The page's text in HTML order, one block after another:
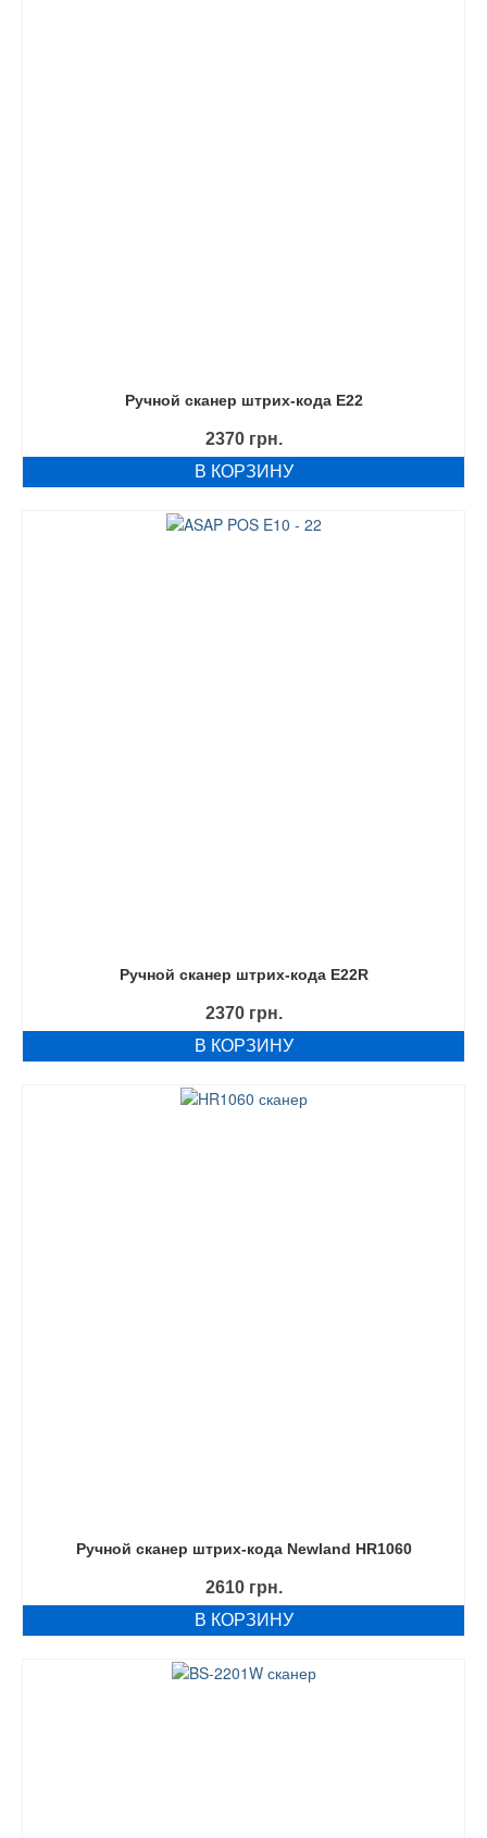
Ручной сканер штрих-кода E22
2370 грн.
В КОРЗИНУ
Ручной сканер штрих-кода E22R
2370 грн.
В КОРЗИНУ
Ручной сканер штрих-кода Newland HR1060
2610 грн.
В КОРЗИНУ